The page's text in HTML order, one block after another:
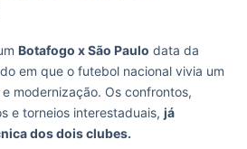
Botafogo x São Paulo data da
em que o futebol nacional vivia um
modernização. Os confrontos,
e torneios interestaduais, já
dos dois clubes.